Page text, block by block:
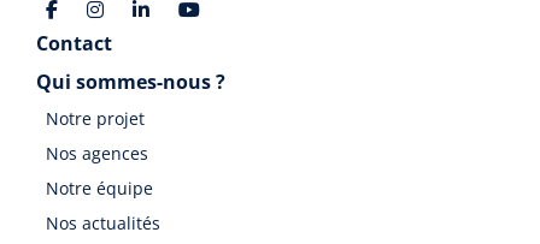
Contact
Qui sommes-nous ?
Notre projet
Nos agences
Notre équipe
Nos actualités